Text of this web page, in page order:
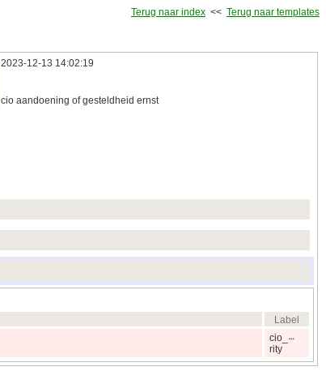
Terug naar index << Terug naar templates
2023‑12‑13 14:02:19
cio aandoening of gesteldheid ernst
Label
cio_
rity